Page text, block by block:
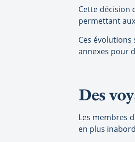
Cette décision
permettant
Ces
annexes pour
Des
Les membres
en plus